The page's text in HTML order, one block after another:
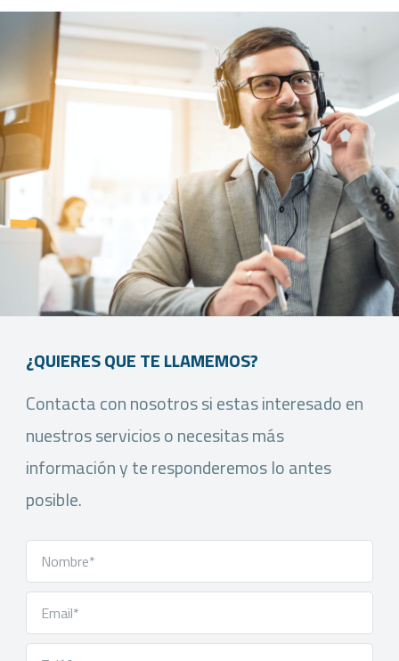
¿QUIERES QUE TE LLAMEMOS?
Contacta con nosotros si estas interesado en
nuestros servicios o necesitas más
información y te responderemos lo antes
posible.